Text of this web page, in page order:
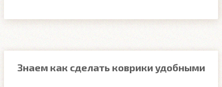
Знаем как сделать коврики удобными